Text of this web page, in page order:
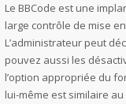
Le BBCode est une
large contrôle de mise
L’administrateur peut
pouvez aussi les
l’option appropriée du
lui-même est similaire